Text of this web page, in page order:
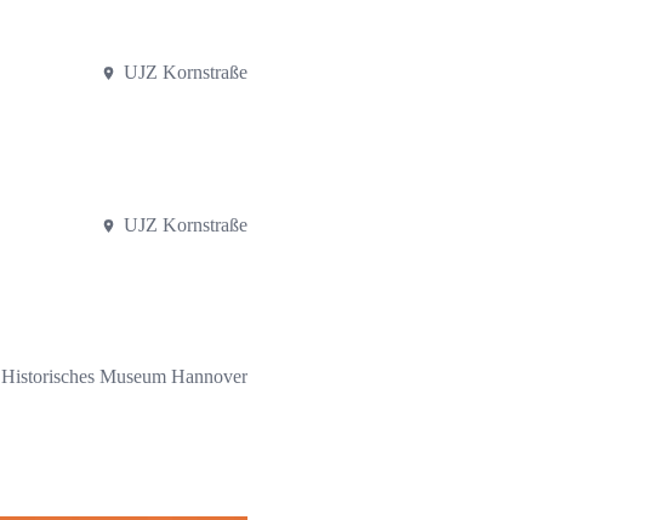
UJZ Kornstraße
UJZ Kornstraße
Historisches Museum Hannover